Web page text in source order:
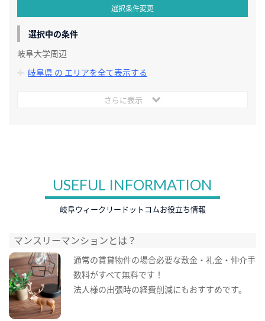
選択条件変更
選択中の条件
岐阜大学周辺
岐阜県 の エリアを全て表示する
さらに表示
USEFUL INFORMATION
岐阜ウィークリードットコムお役立ち情報
マンスリーマンションとは？
通常の賃貸物件の場合必要な敷金・礼金・仲介手
数料がすべて無料です！
法人様の出張時の経費削減にもおすすめです。